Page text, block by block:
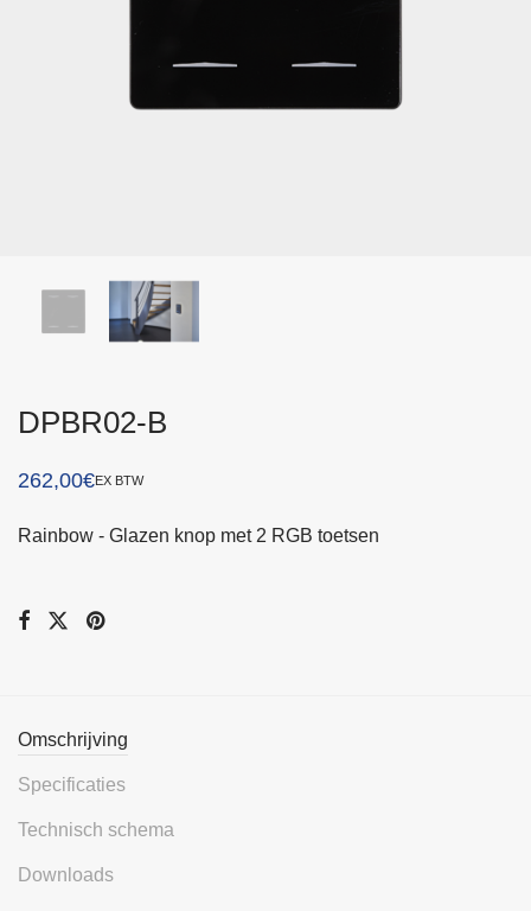
DPBR02-B
262,00€EX BTW
Rainbow - Glazen knop met 2 RGB toetsen
Omschrijving
Specificaties
Technisch schema
Downloads